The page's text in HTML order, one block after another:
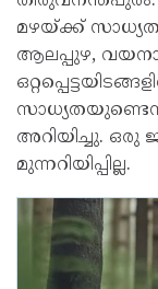
മഴയ്ക്ക്
ആലപ്പുഴ,
അറിയിച്ചു. ഒരു
മുന്നറിയിപ്പില്ല.